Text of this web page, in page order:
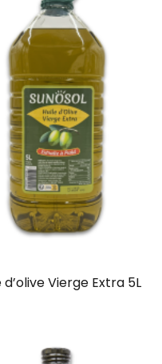
d’olive Vierge Extra 5L